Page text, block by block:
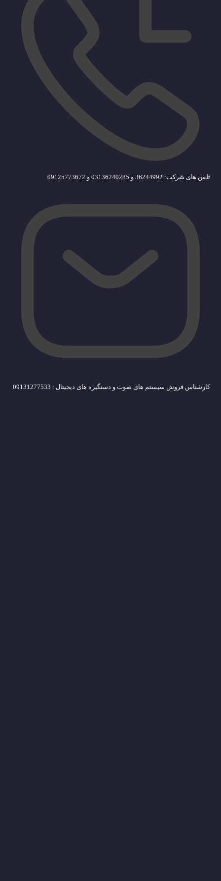
تلفن های شرکت: 36244992 و 03136240285 و 09125773672
کارشناس فروش سیستم های صوت و دستگیره های دیجیتال : 09131277533